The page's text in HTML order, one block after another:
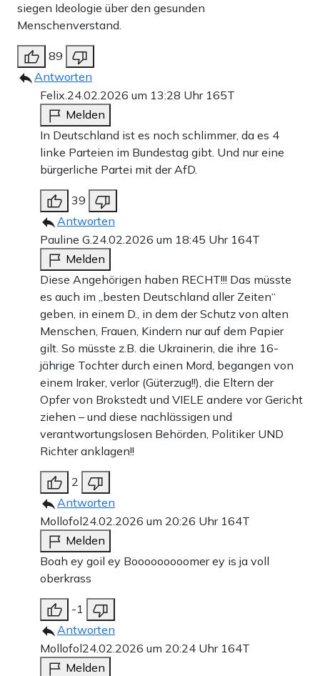
siegen Ideologie über den gesunden
Menschenverstand.
89
Antworten
Felix.24.02.2026 um 13:28 Uhr 165T
Melden
In Deutschland ist es noch schlimmer, da es 4
linke Parteien im Bundestag gibt. Und nur eine
bürgerliche Partei mit der AfD.
39
Antworten
Pauline G.24.02.2026 um 18:45 Uhr 164T
Melden
Diese Angehörigen haben RECHT!!! Das müsste
es auch im „besten Deutschland aller Zeiten“
geben, in einem D., in dem der Schutz von alten
Menschen, Frauen, Kindern nur auf dem Papier
gilt. So müsste z.B. die Ukrainerin, die ihre 16-
jährige Tochter durch einen Mord, begangen von
einem Iraker, verlor (Güterzug!!), die Eltern der
Opfer von Brokstedt und VIELE andere vor Gericht
ziehen – und diese nachlässigen und
verantwortungslosen Behörden, Politiker UND
Richter anklagen!!
2
Antworten
Mollofol24.02.2026 um 20:26 Uhr 164T
Melden
Boah ey goil ey Booooooooomer ey is ja voll
oberkrass
-1
Antworten
Mollofol24.02.2026 um 20:24 Uhr 164T
Melden